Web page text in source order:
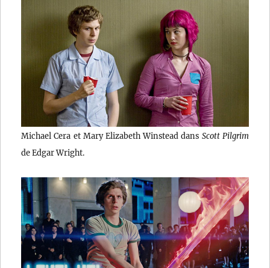
Michael Cera et Mary Elizabeth Winstead dans Scott Pilgrim
de Edgar Wright.